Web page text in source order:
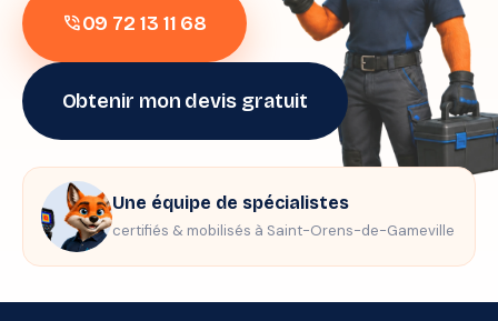
phone_in_talk09 72 13 11 68
Obtenir mon devis gratuit
Une équipe de spécialistes
certifiés & mobilisés à Saint-Orens-de-Gameville